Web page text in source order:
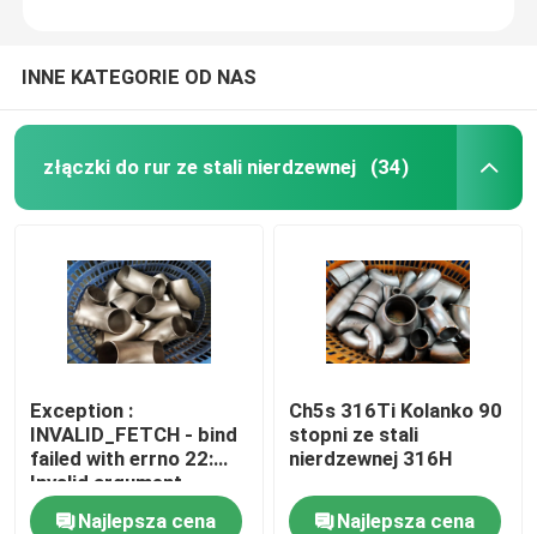
INNE KATEGORIE OD NAS
złączki do rur ze stali nierdzewnej (34)
Exception :
INVALID_FETCH - bind
failed with errno 22:
Invalid argument
ip=150.238.30.5
Najlepsza cena
Ch5s 316Ti Kolanko 90
stopni ze stali
nierdzewnej 316H
Najlepsza cena